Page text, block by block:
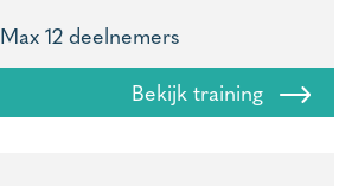
Max 12 deelnemers
Bekijk training